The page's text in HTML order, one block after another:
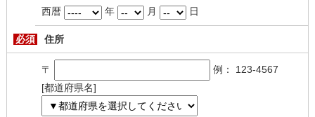
西暦 年 月 日
必須 住所
〒
例： 123-4567
[都道府県名]